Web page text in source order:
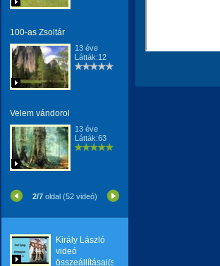
100-as Zsoltár
13 éve
Látták:12
Velem vándorol
13 éve
Látták:63
2/7 oldal (52 videó)
Király László
videó
összeállításai(saját)